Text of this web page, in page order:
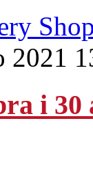
2021
i 30